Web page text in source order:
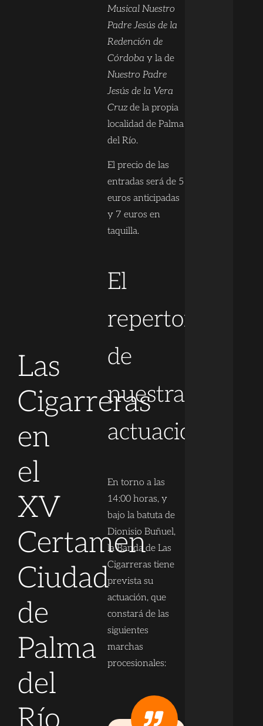
Las
Cigarreras
en
el
XV
Certamen
Ciudad
de
Palma
del
Musical Nuestro
Padre Jesús de la
Redención de
Córdoba y la de
Nuestro Padre
Jesús de la Vera
Cruzde la propia
localidad de Palma
del Río.
El precio de las
entradas será de 5
euros anticipadas
y 7 euros en
taquilla.
El
repertorio
de
nuestra
actuación
En torno a las
14:00 horas, y
bajo la batuta de
Dionisio Buñuel,
la Banda de Las
Cigarreras tiene
prevista su
actuación, que
constará de las
siguientes
marchas
procesionales: